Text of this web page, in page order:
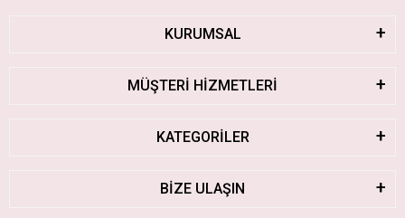
KURUMSAL
MÜŞTERİ HİZMETLERİ
KATEGORİLER
BİZE ULAŞIN